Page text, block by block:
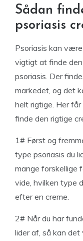
Sådan
psoriasis
Psoriasis kan
vigtigt at finde
psoriasis. Der
markedet, og det
helt rigtige. Her
finde den rigtige
1# Først og
type psoriasis du
mange forskellige
vide, hvilken type
efter en creme.
2# Når du har
lider af, så kan